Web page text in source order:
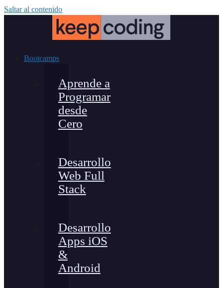
Saltar al contenido
Bootcamps
Aprende a
Programar
desde
Cero
Desarrollo
Web Full
Stack
Desarrollo
Apps iOS
&
Android